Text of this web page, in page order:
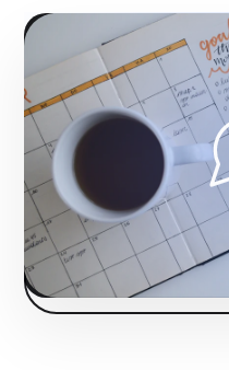
Construyes una
públicas y alcance
la confianza masiva
Fase 2:Despliegue
Iniciar proyecto